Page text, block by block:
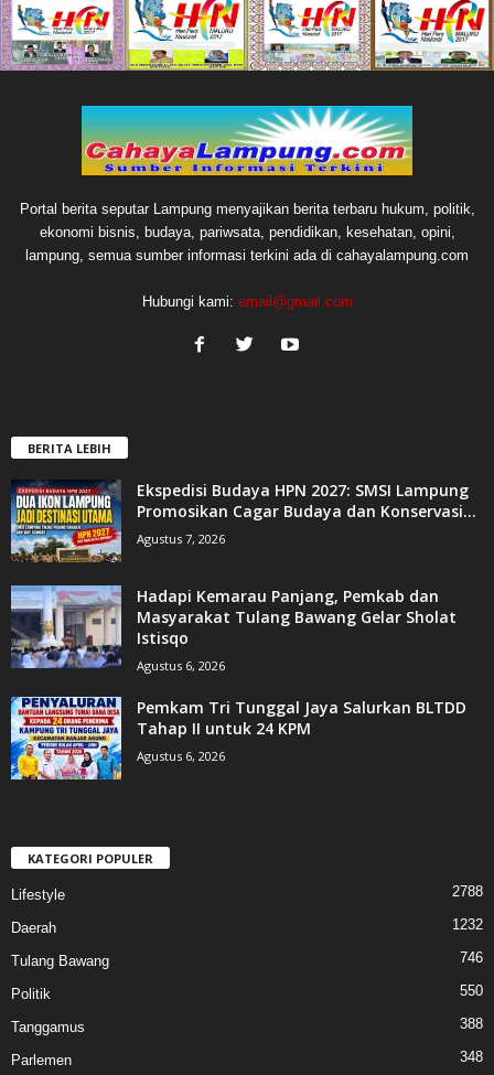
Portal berita seputar Lampung menyajikan berita terbaru hukum, politik,
ekonomi bisnis, budaya, pariwsata, pendidikan, kesehatan, opini,
lampung, semua sumber informasi terkini ada di cahayalampung.com
Hubungi kami: email@gmail.com
BERITA LEBIH
Ekspedisi Budaya HPN 2027: SMSI Lampung
Promosikan Cagar Budaya dan Konservasi...
Agustus 7, 2026
Hadapi Kemarau Panjang, Pemkab dan
Masyarakat Tulang Bawang Gelar Sholat
Istisqo
Agustus 6, 2026
Pemkam Tri Tunggal Jaya Salurkan BLTDD
Tahap II untuk 24 KPM
Agustus 6, 2026
KATEGORI POPULER
Lifestyle 2788
Daerah 1232
Tulang Bawang 746
Politik 550
Tanggamus 388
Parlemen 348